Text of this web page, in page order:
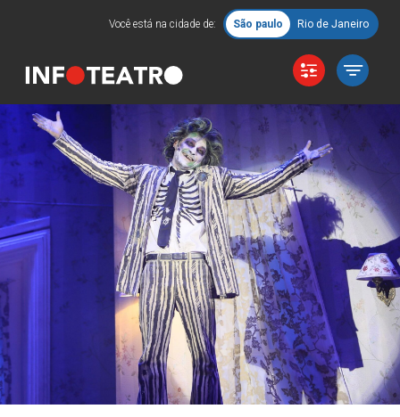
Você está na cidade de: São paulo Rio de Janeiro